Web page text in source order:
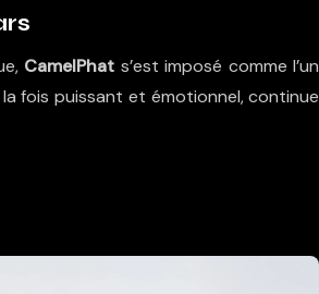
CamelPhat s’est imposé comme l’un
fois puissant et émotionnel, continue